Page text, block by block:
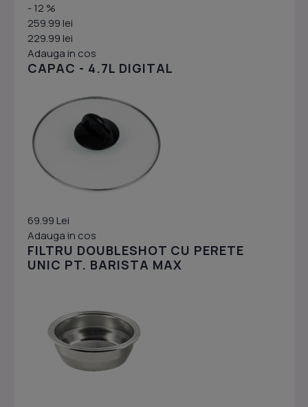
- 12 %
259.99 lei
229.99 lei
Adauga in cos
CAPAC - 4.7L DIGITAL
69.99 Lei
Adauga in cos
FILTRU DOUBLESHOT CU PERETE
UNIC PT. BARISTA MAX